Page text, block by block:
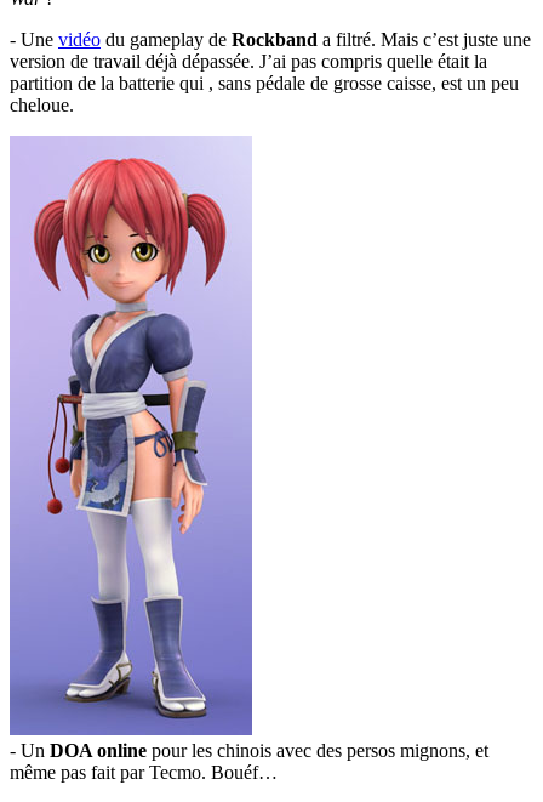
- Une vidéo du gameplay de Rockband a filtré. Mais c’est juste une
version de travail déjà dépassée. J’ai pas compris quelle était la
partition de la batterie qui , sans pédale de grosse caisse, est un peu
cheloue.
- Un DOA online pour les chinois avec des persos mignons, et
même pas fait par Tecmo. Bouéf…